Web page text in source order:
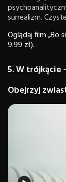
surrealizm.
Oglądaj film „Bo
9.99 zł).
5. W trójkącie
Obejrzyj